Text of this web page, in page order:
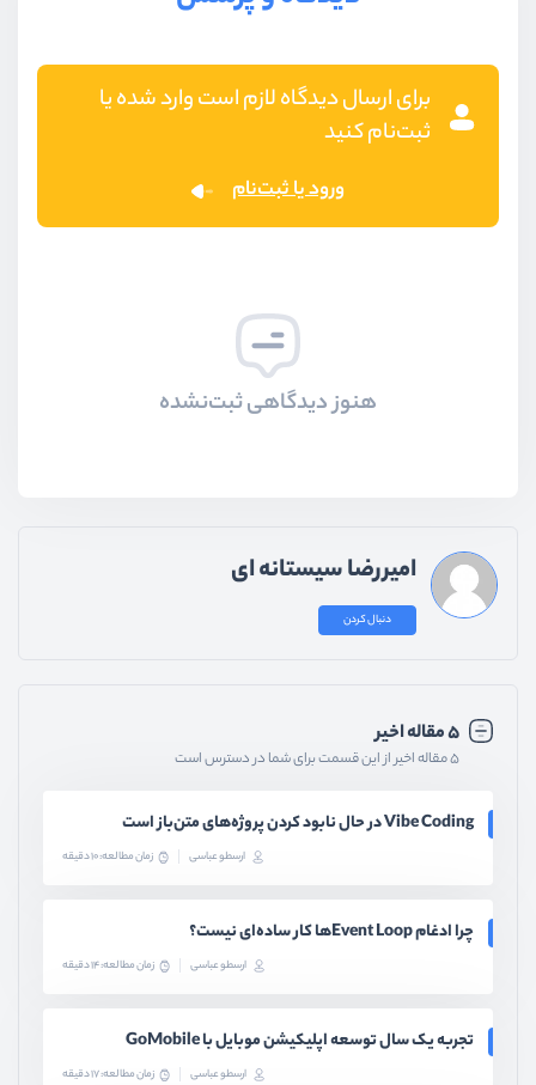
برای ارسال دیدگاه لازم است وارد شده یا
ثبت‌نام کنید
ورود یا ثبت‌نام
هنوز دیدگاهی ثبت‌نشده
امیررضا سیستانه ای
دنبال کردن
۵ مقاله اخیر
۵ مقاله اخیر از این قسمت برای شما در دسترس است
Vibe Coding در حال نابود کردن پروژه‌های متن‌باز است
ارسطو عباسی زمان مطالعه: 10 دقیقه
چرا ادغام Event Loopها کار ساده‌ای نیست؟
ارسطو عباسی زمان مطالعه: 14 دقیقه
تجربه یک سال توسعه اپلیکیشن موبایل با GoMobile
ارسطو عباسی زمان مطالعه: 17 دقیقه